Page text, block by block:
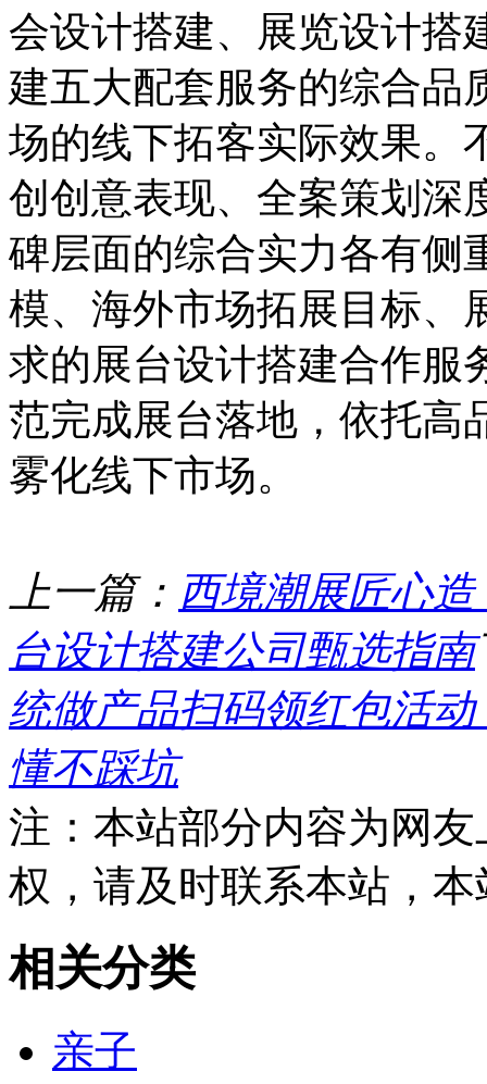
会设计搭建、展览设计搭
建五大配套服务的综合品
场的线下拓客实际效果。
创创意表现、全案策划深
碑层面的综合实力各有侧
模、海外市场拓展目标、
求的展台设计搭建合作服
范完成展台落地，依托高
雾化线下市场。
上一篇： 西境潮展匠心
台设计搭建公司甄选指南
统做产品扫码领红包活
懂不踩坑
注：本站部分内容为网
权，请及时联系本站，
相关分类
亲子